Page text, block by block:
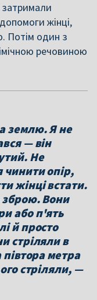
затримали
жінці,
Потім один з
речовиною
землю. Я не
— він
Не
чинити опір,
жінці встати.
зброю. Вони
або п'ять
й просто
стріляли в
півтора метра
стріляли, —